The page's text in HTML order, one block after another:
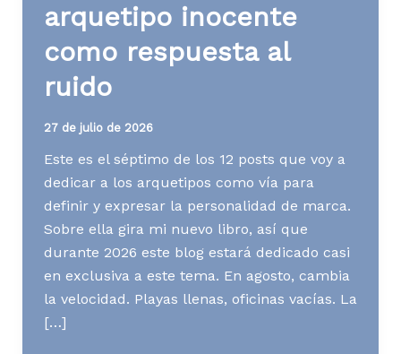
arquetipo inocente
como respuesta al
ruido
27 de julio de 2026
Este es el séptimo de los 12 posts que voy a
dedicar a los arquetipos como vía para
definir y expresar la personalidad de marca.
Sobre ella gira mi nuevo libro, así que
durante 2026 este blog estará dedicado casi
en exclusiva a este tema. En agosto, cambia
la velocidad. Playas llenas, oficinas vacías. La
[…]